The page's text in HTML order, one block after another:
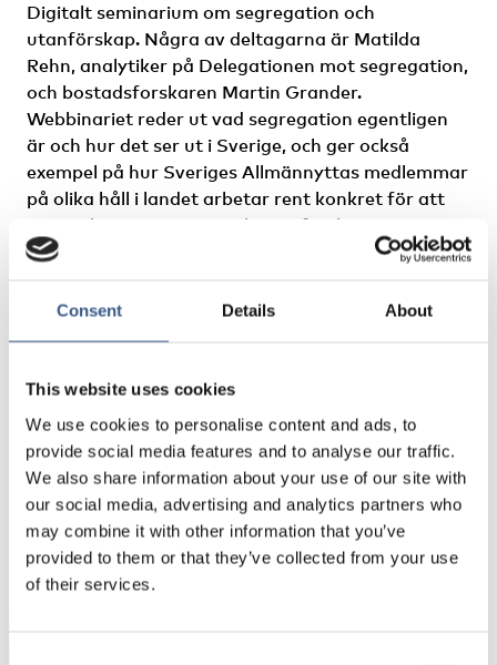
Consent Details About
This website uses cookies
We use cookies to personalise content and ads, to
provide social media features and to analyse our traffic.
We also share information about your use of our site with
our social media, advertising and analytics partners who
may combine it with other information that you’ve
provided to them or that they’ve collected from your use
of their services.
Digitalt seminarium om segregation och
utanförskap. Några av deltagarna är Matilda
Rehn, analytiker på Delegationen mot segregation,
och bostadsforskaren Martin Grander.
Webbinariet reder ut vad segregation egentligen
är och hur det ser ut i Sverige, och ger också
exempel på hur Sveriges Allmännyttas medlemmar
på olika håll i landet arbetar rent konkret för att
motverka segregation och utanförskap i sina
bostadsområden.
Träffen innehåller även frågestund och
NEWSLETTER
Receive newsletters and notifications about
new publications, events and statistics.